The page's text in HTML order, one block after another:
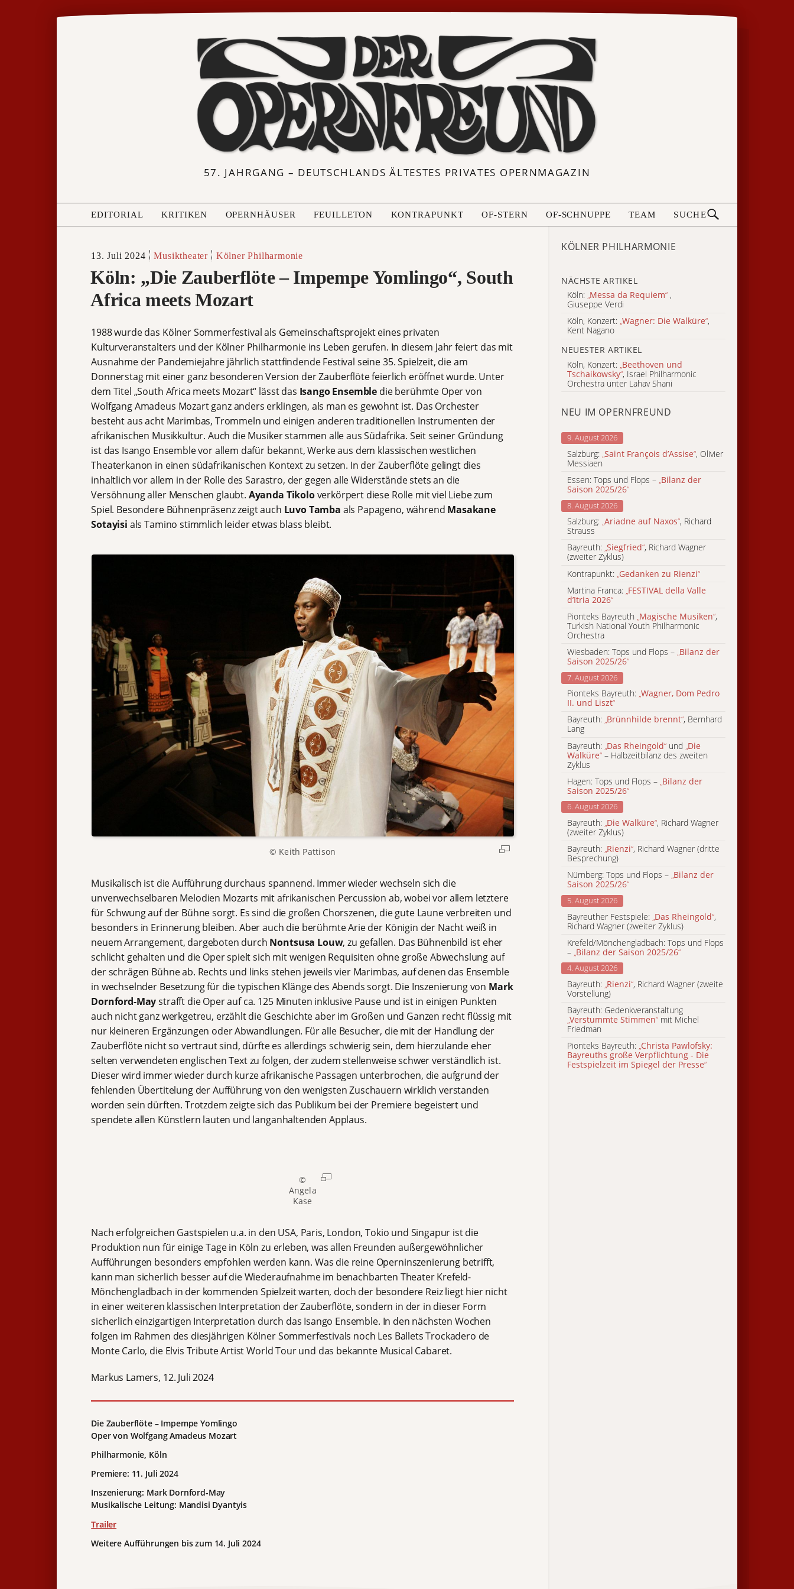
57. JAHRGANG – DEUTSCHLANDS ÄLTESTES PRIVATES OPERNMAGAZIN
EDITORIAL KRITIKEN OPERNHÄUSER FEUILLETON KONTRAPUNKT OF-STERN OF-SCHNUPPE TEAM SUCHE
13. Juli 2024 Musiktheater Kölner Philharmonie
Köln: „Die Zauberflöte – Impempe Yomlingo“, South
Africa meets Mozart
1988 wurde das Kölner Sommerfestival als Gemeinschaftsprojekt eines privaten
Kulturveranstalters und der Kölner Philharmonie ins Leben gerufen. In diesem Jahr feiert das mit
Ausnahme der Pandemiejahre jährlich stattfindende Festival seine 35. Spielzeit, die am
Donnerstag mit einer ganz besonderen Version der Zauberflöte feierlich eröffnet wurde. Unter
dem Titel „South Africa meets Mozart“ lässt das Isango Ensemble die berühmte Oper von
Wolfgang Amadeus Mozart ganz anders erklingen, als man es gewohnt ist. Das Orchester
besteht aus acht Marimbas, Trommeln und einigen anderen traditionellen Instrumenten der
afrikanischen Musikkultur. Auch die Musiker stammen alle aus Südafrika. Seit seiner Gründung
ist das Isango Ensemble vor allem dafür bekannt, Werke aus dem klassischen westlichen
Theaterkanon in einen südafrikanischen Kontext zu setzen. In der Zauberflöte gelingt dies
inhaltlich vor allem in der Rolle des Sarastro, der gegen alle Widerstände stets an die
Versöhnung aller Menschen glaubt. Ayanda Tikoloverkörpert diese Rolle mit viel Liebe zum
Spiel. Besondere Bühnenpräsenz zeigt auch Luvo Tamba als Papageno, während Masakane
Sotayisi als Tamino stimmlich leider etwas blass bleibt.
© Keith Pattison
Musikalisch ist die Aufführung durchaus spannend. Immer wieder wechseln sich die
unverwechselbaren Melodien Mozarts mit afrikanischen Percussion ab, wobei vor allem letztere
für Schwung auf der Bühne sorgt. Es sind die großen Chorszenen, die gute Laune verbreiten und
besonders in Erinnerung bleiben. Aber auch die berühmte Arie der Königin der Nacht weiß in
neuem Arrangement, dargeboten durch Nontsusa Louw, zu gefallen. Das Bühnenbild ist eher
schlicht gehalten und die Oper spielt sich mit wenigen Requisiten ohne große Abwechslung auf
der schrägen Bühne ab. Rechts und links stehen jeweils vier Marimbas, auf denen das Ensemble
in wechselnder Besetzung für die typischen Klänge des Abends sorgt. Die Inszenierung von Mark
Dornford-Maystrafft die Oper auf ca. 125 Minuten inklusive Pause und ist in einigen Punkten
auch nicht ganz werkgetreu, erzählt die Geschichte aber im Großen und Ganzen recht flüssig mit
nur kleineren Ergänzungen oder Abwandlungen. Für alle Besucher, die mit der Handlung der
Zauberflöte nicht so vertraut sind, dürfte es allerdings schwierig sein, dem hierzulande eher
selten verwendeten englischen Text zu folgen, der zudem stellenweise schwer verständlich ist.
Dieser wird immer wieder durch kurze afrikanische Passagen unterbrochen, die aufgrund der
fehlenden Übertitelung der Aufführung von den wenigsten Zuschauern wirklich verstanden
worden sein dürften. Trotzdem zeigte sich das Publikum bei der Premiere begeistert und
spendete allen Künstlern lauten und langanhaltenden Applaus.
©
Angela
Kase
Nach erfolgreichen Gastspielen u.a. in den USA, Paris, London, Tokio und Singapur ist die
Produktion nun für einige Tage in Köln zu erleben, was allen Freunden außergewöhnlicher
Aufführungen besonders empfohlen werden kann. Was die reine Operninszenierung betrifft,
kann man sicherlich besser auf die Wiederaufnahme im benachbarten Theater Krefeld-
Mönchengladbach in der kommenden Spielzeit warten, doch der besondere Reiz liegt hier nicht
in einer weiteren klassischen Interpretation der Zauberflöte, sondern in der in dieser Form
sicherlich einzigartigen Interpretation durch das Isango Ensemble. In den nächsten Wochen
folgen im Rahmen des diesjährigen Kölner Sommerfestivals noch Les Ballets Trockadero de
Monte Carlo, die Elvis Tribute Artist World Tour und das bekannte Musical Cabaret.
Markus Lamers, 12. Juli 2024
Die Zauberflöte – Impempe Yomlingo
Oper von Wolfgang Amadeus Mozart
Philharmonie, Köln
Premiere: 11. Juli 2024
Inszenierung: Mark Dornford-May
Musikalische Leitung: Mandisi Dyantyis
Trailer
Weitere Aufführungen bis zum 14. Juli 2024
KÖLNER PHILHARMONIE
NÄCHSTE ARTIKEL
Köln: „Messa da Requiem“ ,
Giuseppe Verdi
Köln, Konzert: „Wagner: Die Walküre“,
Kent Nagano
NEUESTER ARTIKEL
Köln, Konzert: Beethoven und
Tschaikowsky“, Israel Philharmonic
Orchestra unter Lahav Shani
NEU IM OPERNFREUND
9. August 2026
Salzburg: „Saint François d’Assise“, Olivier
Messiaen
Essen: Tops und Flops – „Bilanz der
Saison 2025/26“
8. August 2026
Salzburg: „Ariadne auf Naxos“, Richard
Strauss
Bayreuth: „Siegfried“, Richard Wagner
(zweiter Zyklus)
Kontrapunkt: Gedanken zu Rienzi“
Martina Franca: FESTIVAL della Valle
d’Itria 2026“
Pionteks Bayreuth „Magische Musiken“,
Turkish National Youth Philharmonic
Orchestra
Wiesbaden: Tops und Flops – „Bilanz der
Saison 2025/26“
7. August 2026
Pionteks Bayreuth: „Wagner, Dom Pedro
II. und Liszt“
Bayreuth: „Brünnhilde brennt“, Bernhard
Lang
Bayreuth: Das Rheingold“ und Die
Walküre“ – Halbzeitbilanz des zweiten
Zyklus
Hagen: Tops und Flops – „Bilanz der
Saison 2025/26“
6. August 2026
Bayreuth: „Die Walküre“, Richard Wagner
(zweiter Zyklus)
Bayreuth: „Rienzi“, Richard Wagner (dritte
Besprechung)
Nürnberg: Tops und Flops – „Bilanz der
Saison 2025/26“
5. August 2026
Bayreuther Festspiele: Das Rheingold“,
Richard Wagner (zweiter Zyklus)
Krefeld/Mönchengladbach: Tops und Flops
– Bilanz der Saison 2025/26“
4. August 2026
Bayreuth: „Rienzi“, Richard Wagner (zweite
Vorstellung)
Bayreuth: Gedenkveranstaltung
„Verstummte Stimmen“ mit Michel
Friedman
Pionteks Bayreuth: „Christa Pawlofsky:
Bayreuths große Verpflichtung - Die
Festspielzeit im Spiegel der Presse“